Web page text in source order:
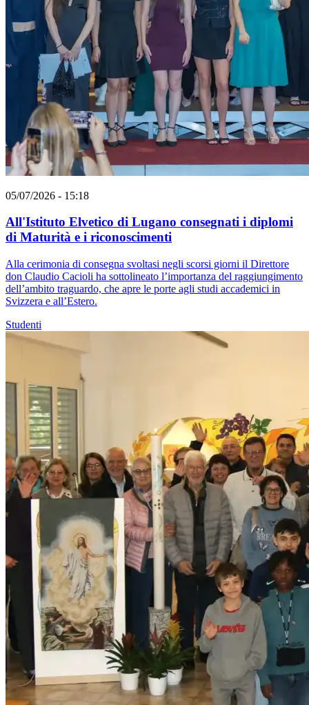
05/07/2026 - 15:18
All'Istituto Elvetico di Lugano consegnati i diplomi
di Maturità e i riconoscimenti
Alla cerimonia di consegna svoltasi negli scorsi giorni il Direttore
don Claudio Cacioli ha sottolineato l’importanza del raggiungimento
dell’ambito traguardo, che apre le porte agli studi accademici in
Svizzera e all’Estero.
Studenti